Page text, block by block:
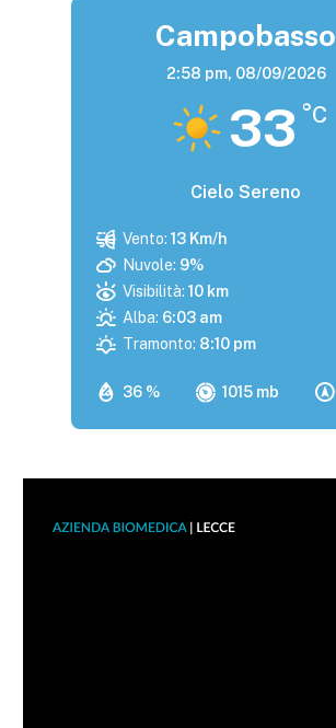
Campobasso
2:58 pm, 08/09/2026
33 °C
Cielo Sereno
36 % 1015 mb
Vento: 13 Km/h
Nuvole: 9%
Visibilità: 10 km
Alba: 6:03 am
Tramonto: 8:10 pm